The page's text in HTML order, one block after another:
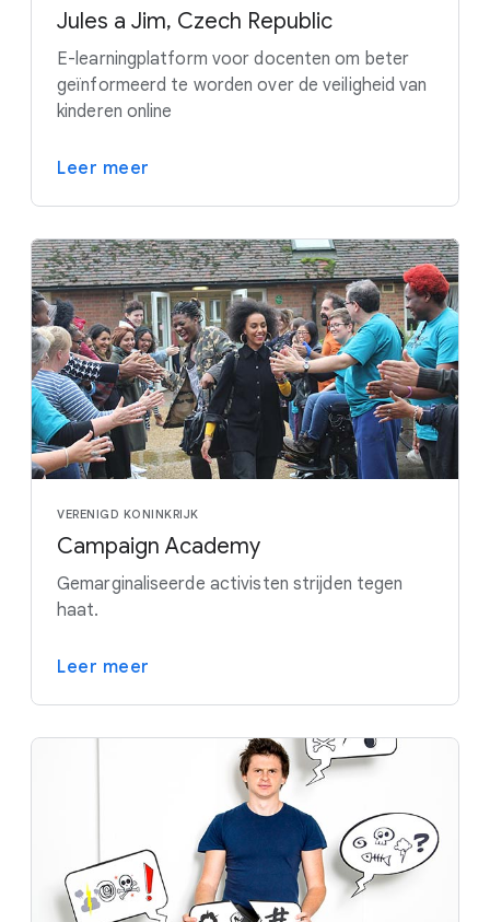
Jules a Jim, Czech Republic
E-learningplatform voor docenten om beter
geïnformeerd te worden over de veiligheid van
kinderen online
Leer meer
VERENIGD KONINKRIJK
Campaign Academy
Gemarginaliseerde activisten strijden tegen
haat.
Leer meer